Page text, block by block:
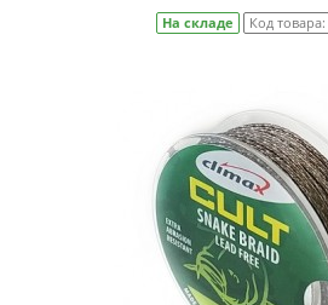
На складе Код товара: